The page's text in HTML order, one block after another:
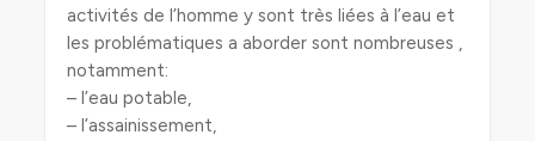
activités de l’homme y sont très liées à l’eau et
les problématiques a aborder sont nombreuses ,
notamment:
– l’eau potable,
– l’assainissement,